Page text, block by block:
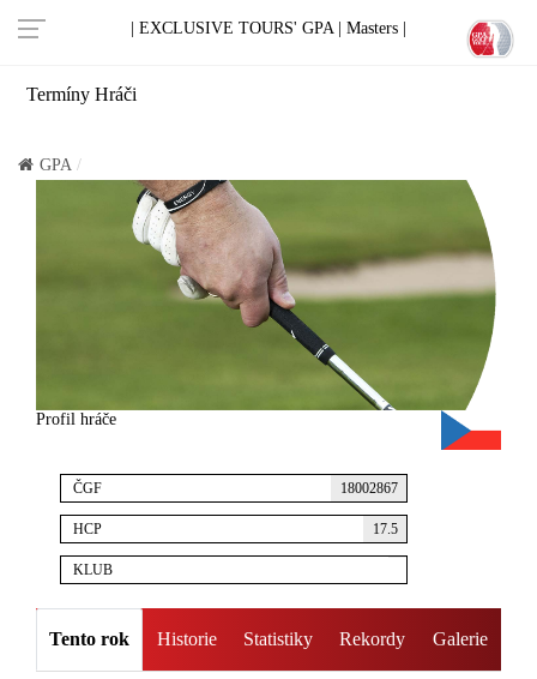
| EXCLUSIVE TOURS' GPA | Masters |
Termíny Hráči
GPA
Profil hráče
ČGF 18002867
HCP 17.5
KLUB
Tento rok Historie Statistiky Rekordy Galerie